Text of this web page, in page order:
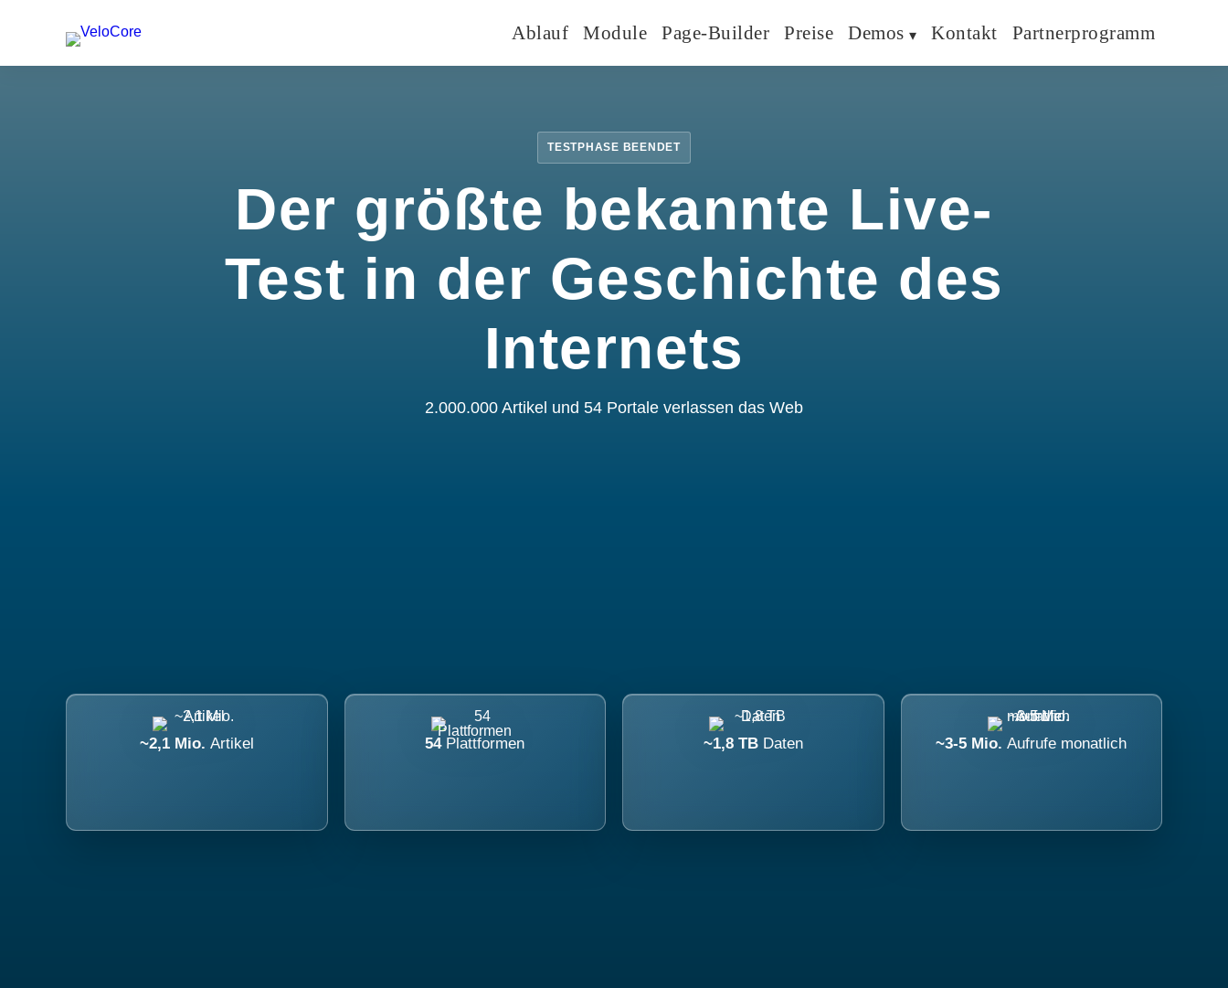
Ablauf Module Page-Builder Preise Demos Kontakt Partnerprogramm
TESTPHASE BEENDET
Der größte bekannte Live-
Test in der Geschichte des
Internets
2.000.000 Artikel und 54 Portale verlassen das Web
~2,1 Mio. Artikel 54 Plattformen ~1,8 TB Daten ~3-5 Mio.Aufrufe monatlich